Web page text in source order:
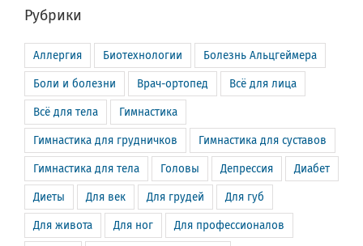
Рубрики
Аллергия Биотехнологии Болезнь Альцгеймера
Боли и болезни Врач-ортопед Всё для лица
Всё для тела Гимнастика
Гимнастика для грудничков Гимнастика для суставов
Гимнастика для тела Головы Депрессия Диабет
Диеты Для век Для грудей Для губ
Для живота Для ног Для профессионалов